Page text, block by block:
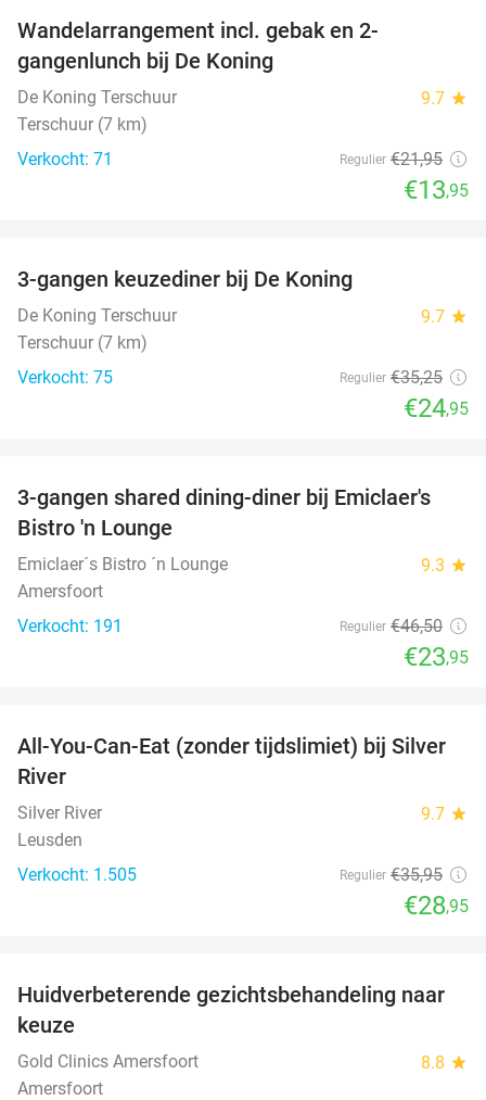
Wandelarrangement incl. gebak en 2-
gangenlunch bij De Koning
De Koning Terschuur 9.7 star
Terschuur (7 km)
Verkocht: 71
Regulier €21,95
€13,95
3-gangen keuzediner bij De Koning
De Koning Terschuur 9.7 star
Terschuur (7 km)
Verkocht: 75
Regulier €35,25
€24,95
48%
3-gangen shared dining-diner bij Emiclaer's
Bistro 'n Lounge
Emiclaer´s Bistro ´n Lounge 9.3 star
Amersfoort
Verkocht: 191
Regulier €46,50
€23,95
19%
All-You-Can-Eat (zonder tijdslimiet) bij Silver
River
Silver River 9.7 star
Leusden
Verkocht: 1.505
Regulier €35,95
€28,95
88%
Huidverbeterende gezichtsbehandeling naar
keuze
Gold Clinics Amersfoort 8.8 star
Amersfoort